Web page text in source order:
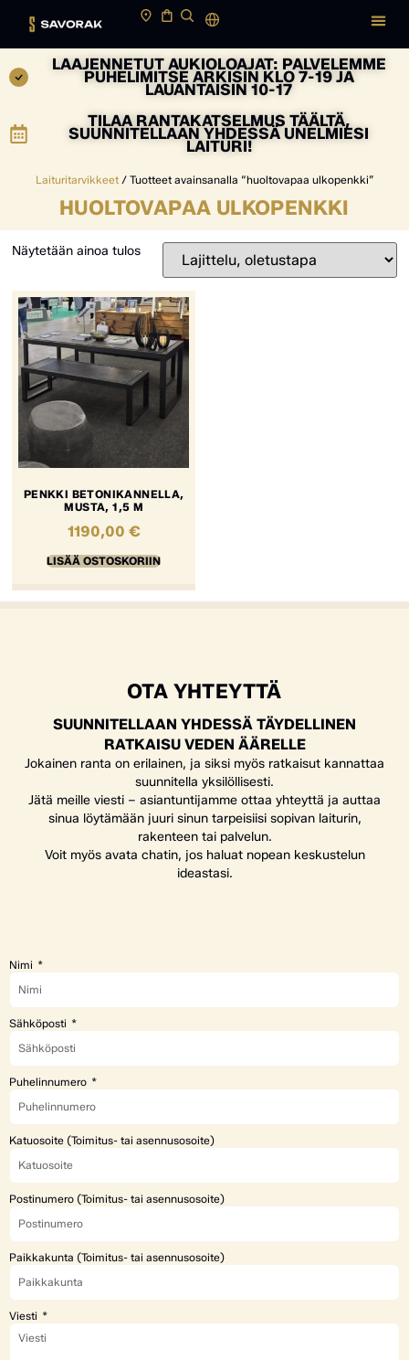
LAAJENNETUT AUKIOLOAJAT: PALVELEMME
PUHELIMITSE ARKISIN KLO 7-19 JA
LAUANTAISIN 10-17
TILAA RANTAKATSELMUS TÄÄLTÄ,
SUUNNITELLAAN YHDESSÄ UNELMIESI
LAITURI!
Laituritarvikkeet/ Tuotteet avainsanalla “huoltovapaa ulkopenkki”
HUOLTOVAPAA ULKOPENKKI
Näytetään ainoa tulos
PENKKI BETONIKANNELLA,
MUSTA, 1,5 M
1190,00 €
LISÄÄ OSTOSKORIIN
OTA YHTEYTTÄ
SUUNNITELLAAN YHDESSÄ TÄYDELLINEN
RATKAISU VEDEN ÄÄRELLE
Jokainen ranta on erilainen, ja siksi myös ratkaisut kannattaa
suunnitella yksilöllisesti.
Jätä meille viesti – asiantuntijamme ottaa yhteyttä ja auttaa
sinua löytämään juuri sinun tarpeisiisi sopivan laiturin,
rakenteen tai palvelun.
Voit myös avata chatin, jos haluat nopean keskustelun
ideastasi.
Nimi
Sähköposti
Puhelinnumero
Katuosoite (Toimitus- tai asennusosoite)
Postinumero (Toimitus- tai asennusosoite)
Paikkakunta (Toimitus- tai asennusosoite)
Viesti